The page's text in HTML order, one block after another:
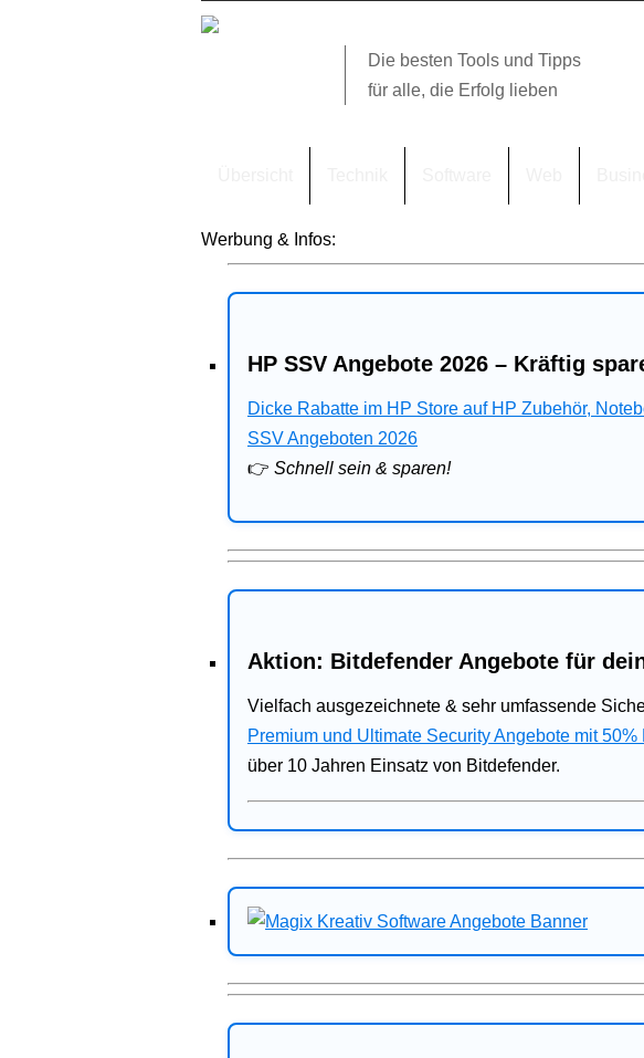
Die besten Tools und Tipps
für alle, die Erfolg lieben
Werbung & Infos:
HP SSV Angebote 2026 – Kräftig
Dicke Rabatte im HP Store auf HP Zubehör,
SSV Angeboten 2026
👉 Schnell sein & sparen!
Aktion: Bitdefender Angebote für
Vielfach ausgezeichnete & sehr umfassende
Premium und Ultimate Security Angebote mit 50%
über 10 Jahren Einsatz von Bitdefender.